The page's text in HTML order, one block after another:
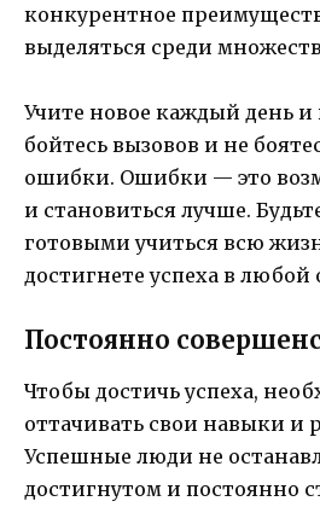
конкурентное
выделяться среди
Учите новое каждый день и
бойтесь вызовов и не
ошибки. Ошибки — это
и становиться лучше.
готовыми учиться всю
достигнете успеха в любой
Постоянно
Чтобы достичь успеха,
оттачивать свои навыки и
Успешные люди не
достигнутом и постоянно